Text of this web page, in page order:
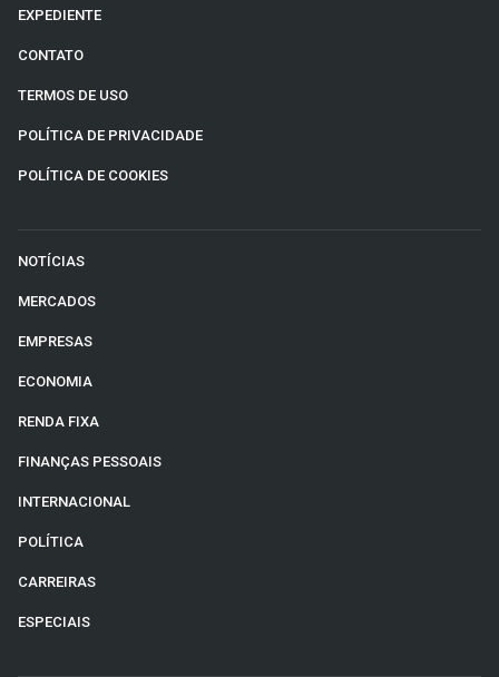
EXPEDIENTE
CONTATO
TERMOS DE USO
POLÍTICA DE PRIVACIDADE
POLÍTICA DE COOKIES
NOTÍCIAS
MERCADOS
EMPRESAS
ECONOMIA
RENDA FIXA
FINANÇAS PESSOAIS
INTERNACIONAL
POLÍTICA
CARREIRAS
ESPECIAIS